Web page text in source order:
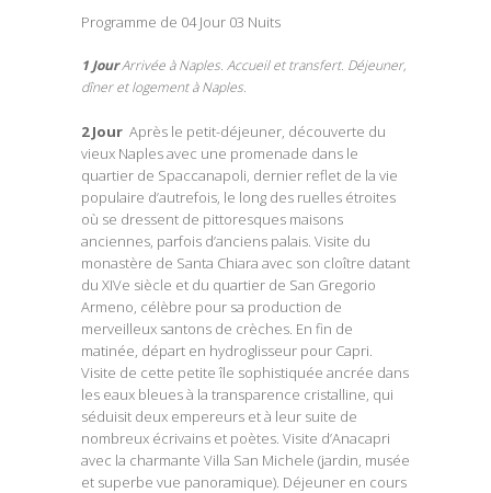
Programme de 04 Jour 03 Nuits
1 JourArrivée à Naples. Accueil et transfert. Déjeuner,
dîner et logement à Naples.
2 Jour Après le petit-déjeuner, découverte du
vieux Naples avec une promenade dans le
quartier de Spaccanapoli, dernier reflet de la vie
populaire d’autrefois, le long des ruelles étroites
où se dressent de pittoresques maisons
anciennes, parfois d’anciens palais. Visite du
monastère de Santa Chiara avec son cloître datant
du XIVe siècle et du quartier de San Gregorio
Armeno, célèbre pour sa production de
merveilleux santons de crèches. En fin de
matinée, départ en hydroglisseur pour Capri.
Visite de cette petite île sophistiquée ancrée dans
les eaux bleues à la transparence cristalline, qui
séduisit deux empereurs et à leur suite de
nombreux écrivains et poètes. Visite d’Anacapri
avec la charmante Villa San Michele (jardin, musée
et superbe vue panoramique). Déjeuner en cours